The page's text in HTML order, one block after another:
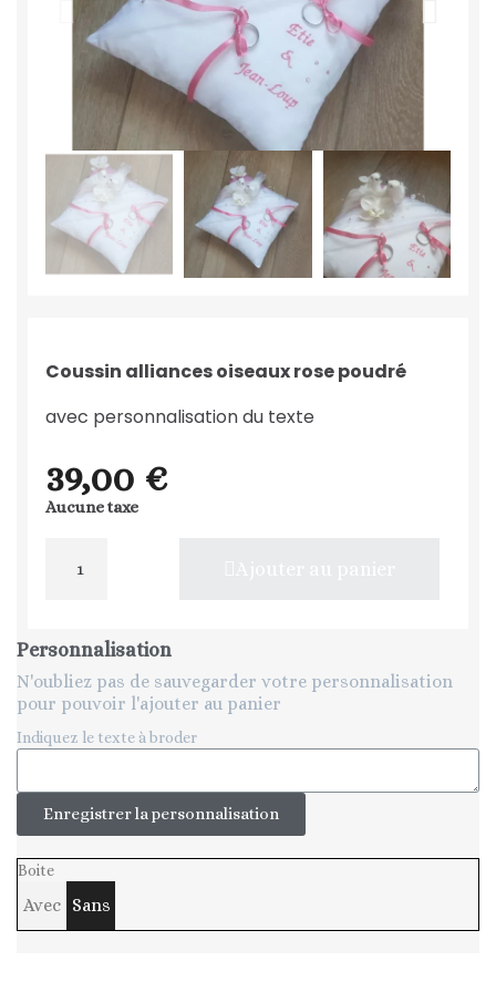
Coussin alliances oiseaux rose poudré
avec personnalisation du texte
39,00 €
Aucune taxe
Personnalisation
N'oubliez pas de sauvegarder votre personnalisation
pour pouvoir l'ajouter au panier
Indiquez le texte à broder
Enregistrer la personnalisation
Boite
Avec Sans